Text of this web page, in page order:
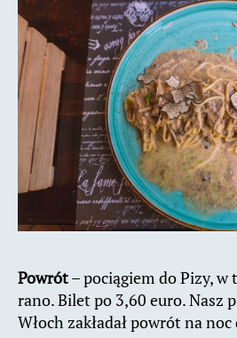
Powrót– pociągiem do Pizy, w
rano. Bilet po 3,60 euro. Nasz
Włoch zakładał powrót na